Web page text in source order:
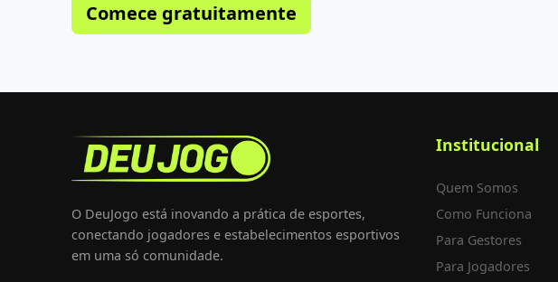
Comece gratuitamente
O DeuJogo está inovando a prática de esportes,
conectando jogadores e estabelecimentos esportivos
em uma só comunidade.
Institucional
Quem Somos
Como Funciona
Para Gestores
Para Jogadores